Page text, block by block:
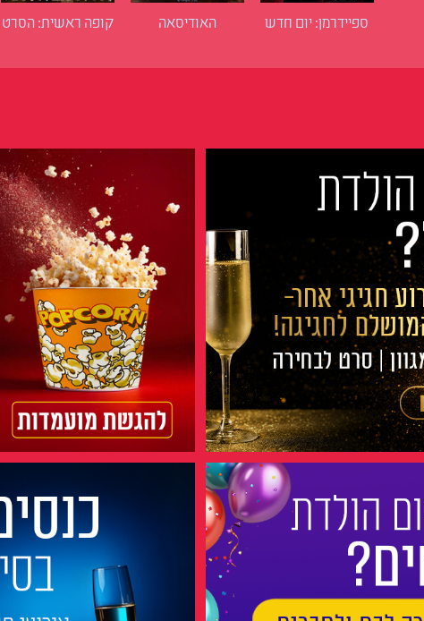
ספיידרמן: יום חדש האודיסאה קופה ראשית: הסרט